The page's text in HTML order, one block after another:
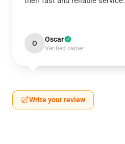
O Oscar
Verified owner
Write your review